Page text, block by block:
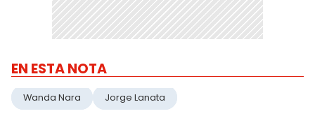
EN ESTA NOTA
Wanda Nara Jorge Lanata